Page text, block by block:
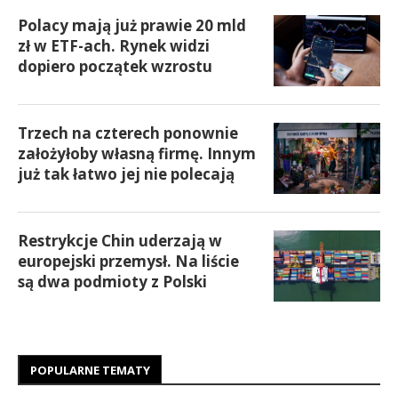
Polacy mają już prawie 20 mld
zł w ETF-ach. Rynek widzi
dopiero początek wzrostu
Trzech na czterech ponownie
założyłoby własną firmę. Innym
już tak łatwo jej nie polecają
Restrykcje Chin uderzają w
europejski przemysł. Na liście
są dwa podmioty z Polski
POPULARNE TEMATY